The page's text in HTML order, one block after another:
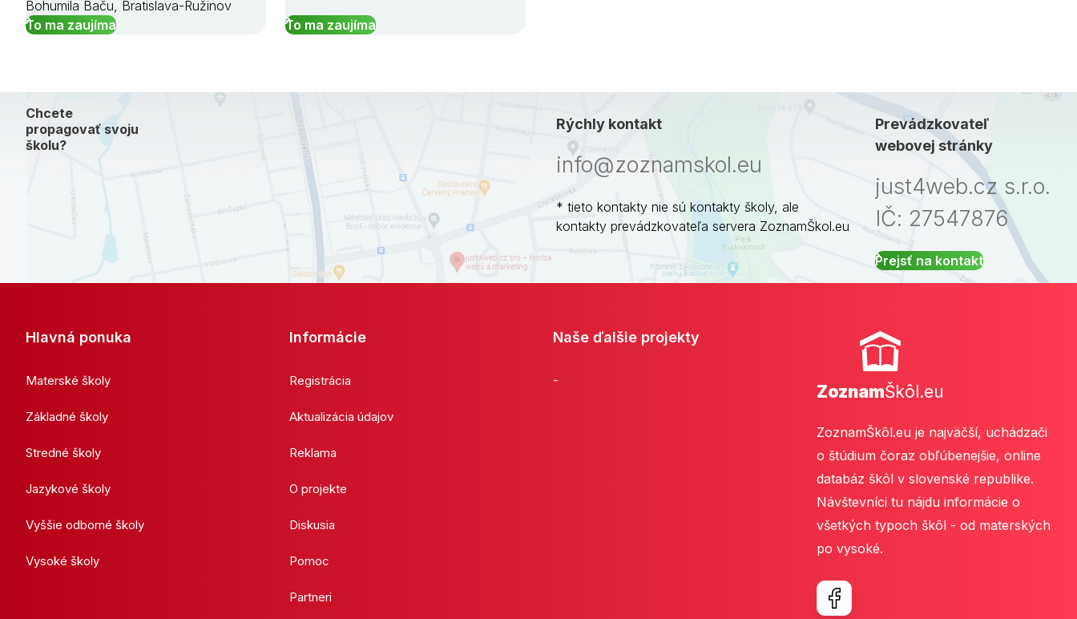
Bohumila Baču, Bratislava-Ružinov
To ma zaujíma
To ma zaujíma
Chcete
propagovať svoju
školu?
Rýchly kontakt
info@zoznamskol.eu
* tieto kontakty nie sú kontakty školy, ale
kontakty prevádzkovateľa servera ZoznamŠkol.eu
Prevádzkovateľ
webovej stránky
just4web.cz s.r.o.
IČ: 27547876
Prejsť na kontakt
Hlavná ponuka
Materské školy
Základné školy
Stredné školy
Jazykové školy
Vyššie odborné školy
Vysoké školy
Informácie
Registrácia
Aktualizácia údajov
Reklama
O projekte
Diskusia
Pomoc
Partneri
Naše ďalšie projekty
-
ZoznamŠkôl.eu
ZoznamŠkôl.eu je najväčší, uchádzači
o štúdium čoraz obľúbenejšie, online
databáz škôl v slovenské republike.
Návštevníci tu nájdu informácie o
všetkých typoch škôl - od materských
po vysoké.